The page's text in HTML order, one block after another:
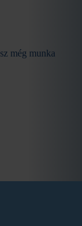
még munka